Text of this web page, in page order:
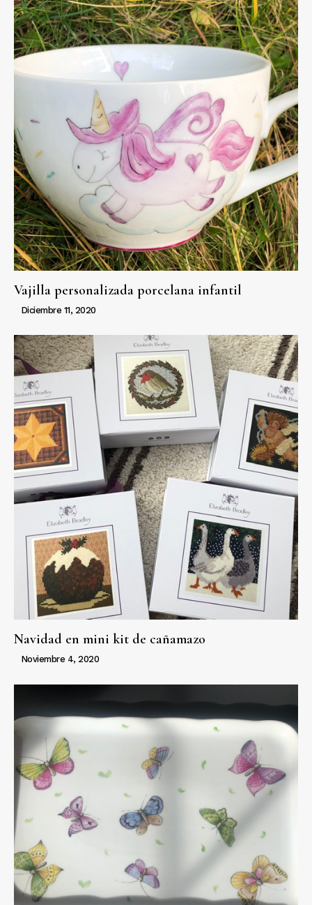
Vajilla personalizada porcelana infantil
Diciembre 11, 2020
Navidad en mini kit de cañamazo
Noviembre 4, 2020